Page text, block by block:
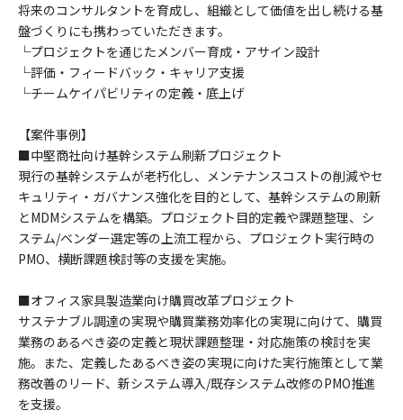
将来のコンサルタントを育成し、組織として価値を出し続ける基
盤づくりにも携わっていただきます。
└プロジェクトを通じたメンバー育成・アサイン設計
└評価・フィードバック・キャリア支援
└チームケイパビリティの定義・底上げ
【案件事例】
■中堅商社向け基幹システム刷新プロジェクト
現行の基幹システムが老朽化し、メンテナンスコストの削減やセ
キュリティ・ガバナンス強化を目的として、基幹システムの刷新
とMDMシステムを構築。プロジェクト目的定義や課題整理、シ
ステム/ベンダー選定等の上流工程から、プロジェクト実行時の
PMO、横断課題検討等の支援を実施。
■オフィス家具製造業向け購買改革プロジェクト
サステナブル調達の実現や購買業務効率化の実現に向けて、購買
業務のあるべき姿の定義と現状課題整理・対応施策の検討を実
施。また、定義したあるべき姿の実現に向けた実行施策として業
務改善のリード、新システム導入/既存システム改修のPMO推進
を支援。